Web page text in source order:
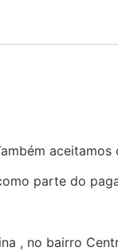
parte do
, no bairro